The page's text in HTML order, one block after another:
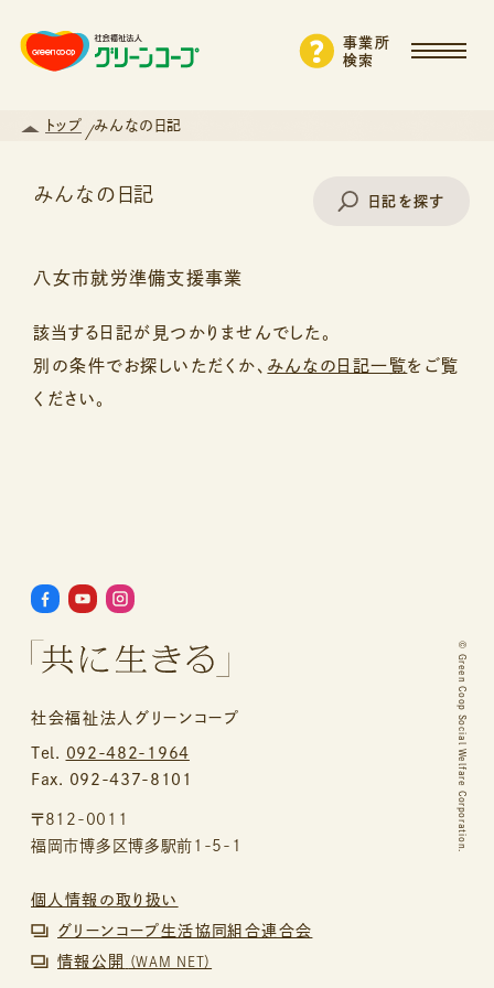
事業所
検索
トップ みんなの日記
みんなの日記 日記を探す
八女市就労準備支援事業
該当する日記が見つかりませんでした。
別の条件でお探しいただくか、 みんなの日記一覧をご覧
ください。
社会福祉法人グリーンコープ
Tel. 092-482-1964
Fax. 092-437-8101
〒812-0011
福岡市博多区博多駅前1-5-1
©
Green Coop Social Welfare Corporation.
個人情報の取り扱い
グリーンコープ生活協同組合連合会
情報公開
（WAM NET）